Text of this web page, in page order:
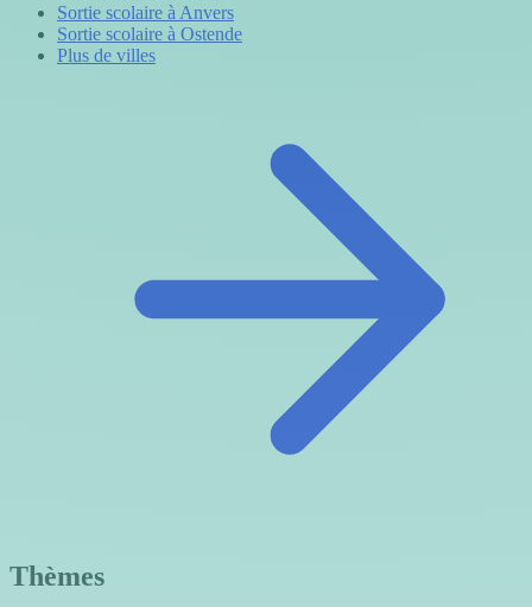
Sortie scolaire à Anvers
Sortie scolaire à Ostende
Plus de villes
Thèmes